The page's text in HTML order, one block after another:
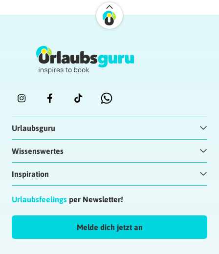
Urlaubsguru
Wissenswertes
Inspiration
Urlaubsfeelings per Newsletter!
Melde dich jetzt an